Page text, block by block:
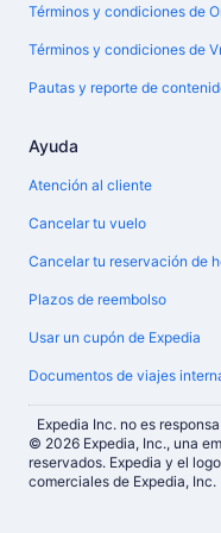
Términos y condiciones de
Términos y condiciones de
Pautas y reporte de
Ayuda
Atención al cliente
Cancelar tu vuelo
Cancelar tu reservación de
Plazos de reembolso
Usar un cupón de Expedia
Documentos de viajes
Expedia Inc. no es
© 2026 Expedia, Inc., una
reservados. Expedia y el
comerciales de Expedia, Inc.